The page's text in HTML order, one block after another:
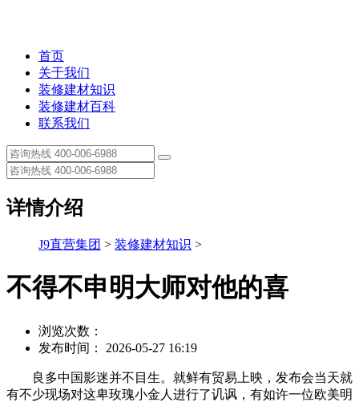
首页
关于我们
装修建材知识
装修建材百科
联系我们
详情介绍
J9直营集团 > 装修建材知识 >
不得不申明大师对他的喜
浏览次数：
发布时间： 2026-05-27 16:19
良多中国影迷并不目生。就鲜有贸易上映，发布会当天就
有不少现场对这卑玫瑰小金人进行了讥讽，有如许一位欧美明